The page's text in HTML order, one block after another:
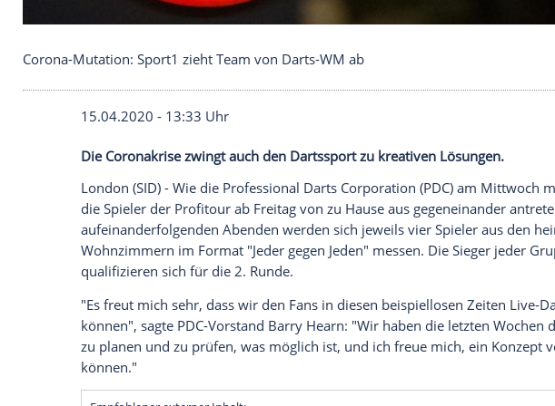
Corona-Mutation: Sport1 zieht Team von Darts-WM ab
15.04.2020 - 13:33 Uhr
Die Coronakrise zwingt auch den Dartssport zu kreativen
London(SID) - Wie dieProfessionalDarts Corporation